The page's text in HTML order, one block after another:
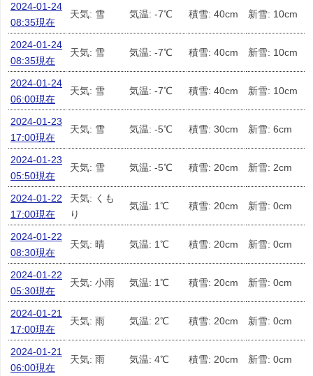
2024-01-24
08:35現在
天気: 雪 気温: -7℃ 積雪: 40cm 新雪: 10cm
2024-01-24
08:35現在
天気: 雪 気温: -7℃ 積雪: 40cm 新雪: 10cm
2024-01-24
06:00現在
天気: 雪 気温: -7℃ 積雪: 40cm 新雪: 10cm
2024-01-23
17:00現在
天気: 雪 気温: -5℃ 積雪: 30cm 新雪: 6cm
2024-01-23
05:50現在
天気: 雪 気温: -5℃ 積雪: 20cm 新雪: 2cm
2024-01-22
17:00現在
天気: くも
り
気温: 1℃ 積雪: 20cm 新雪: 0cm
2024-01-22
08:30現在
天気: 晴 気温: 1℃ 積雪: 20cm 新雪: 0cm
2024-01-22
05:30現在
天気: 小雨 気温: 1℃ 積雪: 20cm 新雪: 0cm
2024-01-21
17:00現在
天気: 雨 気温: 2℃ 積雪: 20cm 新雪: 0cm
2024-01-21
06:00現在
天気: 雨 気温: 4℃ 積雪: 20cm 新雪: 0cm